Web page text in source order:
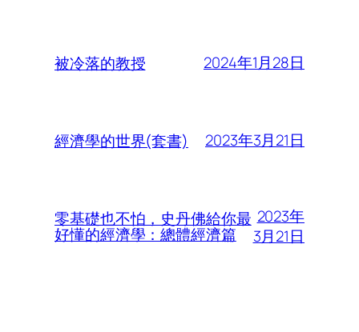
被冷落的教授 2024年1月28日
經濟學的世界(套書) 2023年3月21日
零基礎也不怕，史丹佛給你最
好懂的經濟學：總體經濟篇
2023年
3月21日